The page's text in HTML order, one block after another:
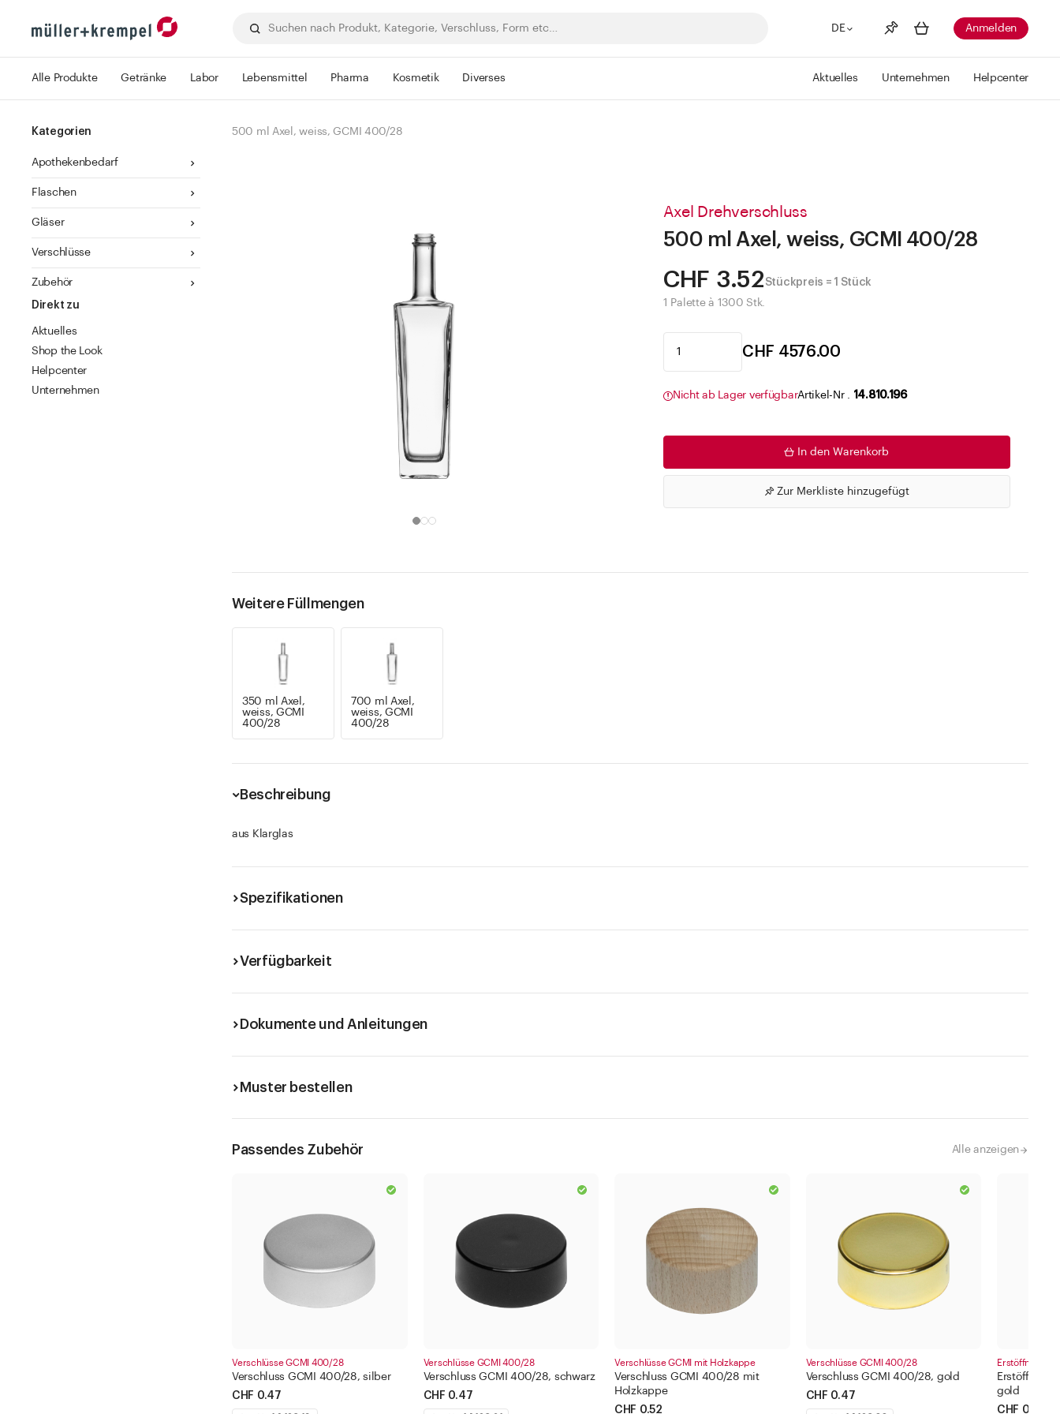
DE
Merkliste Mehr anzeigen
Anmelden
Alle Produkte Getränke Labor Lebensmittel Pharma Kosmetik Diverses Aktuelles Unternehmen Helpcenter
Kategorien
Apothekenbedarf
Flaschen
Gläser
Verschlüsse
Zubehör
Direkt zu
Aktuelles
Shop the Look
Helpcenter
Unternehmen
500 ml Axel, weiss, GCMI 400/28
Axel Drehverschluss
500 ml Axel, weiss, GCMI 400/28
CHF 3.52 Stückpreis = 1 Stück
1 Palette à 1300 Stk.
CHF 4576.00
Nicht ab Lager verfügbarArtikel-Nr . 14.810.196
In den Warenkorb
Zur Merkliste hinzugefügt
Weitere Füllmengen
350 ml Axel,
weiss, GCMI
400/28
700 ml Axel,
weiss, GCMI
400/28
Beschreibung
aus Klarglas
Spezifikationen
Verfügbarkeit
Dokumente und Anleitungen
Muster bestellen
Passendes Zubehör Alle anzeigen
Verschlüsse GCMI 400/28
Verschluss GCMI 400/28, silber
CHF 0.47
Verschlüsse GCMI 400/28
Verschluss GCMI 400/28, schwarz
CHF 0.47
Verschlüsse GCMI mit Holzkappe
Verschluss GCMI 400/28 mit
Holzkappe
CHF 0.52
Verschlüsse GCMI 400/28
Verschluss GCMI 400/28, gold
CHF 0.47
gold
CHF 0.06